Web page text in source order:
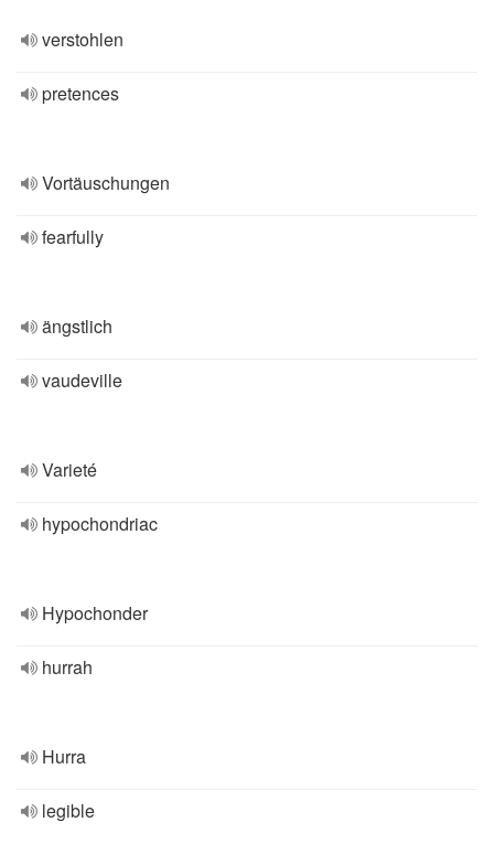
verstohlen
pretences
Vortäuschungen
fearfully
ängstlich
vaudeville
Varieté
hypochondriac
Hypochonder
hurrah
Hurra
legible